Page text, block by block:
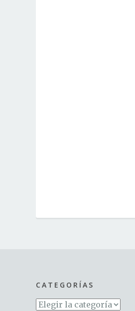
CATEGORÍAS
Categorías